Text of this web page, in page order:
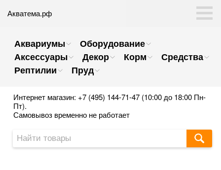
Акватема.рф
Аквариумы
Оборудование
Аксессуары
Декор Корм
Средства
Рептилии
Пруд
Интернет магазин: +7 (495) 144-71-47 (10:00 до 18:00 Пн-
Пт).
Самовывоз временно не работает